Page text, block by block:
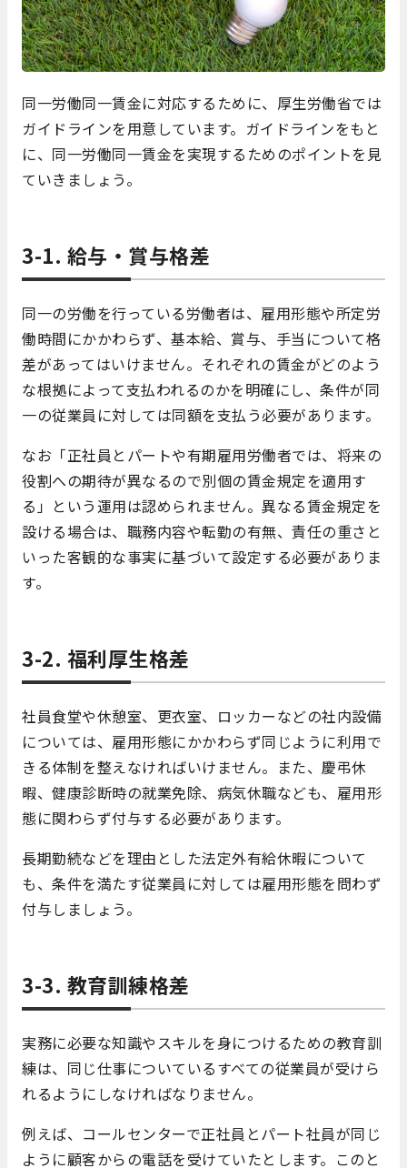
同一労働同一賃金に対応するために、厚生労働省では
ガイドラインを用意しています。ガイドラインをもと
に、同一労働同一賃金を実現するためのポイントを見
ていきましょう。
3-1. 給与・賞与格差
同一の労働を行っている労働者は、雇用形態や所定労
働時間にかかわらず、基本給、賞与、手当について格
差があってはいけません。それぞれの賃金がどのよう
な根拠によって支払われるのかを明確にし、条件が同
一の従業員に対しては同額を支払う必要があります。
なお「正社員とパートや有期雇用労働者では、将来の
役割への期待が異なるので別個の賃金規定を適用す
る」という運用は認められません。異なる賃金規定を
設ける場合は、職務内容や転勤の有無、責任の重さと
いった客観的な事実に基づいて設定する必要がありま
す。
3-2. 福利厚生格差
社員食堂や休憩室、更衣室、ロッカーなどの社内設備
については、雇用形態にかかわらず同じように利用で
きる体制を整えなければいけません。また、慶弔休
暇、健康診断時の就業免除、病気休職なども、雇用形
態に関わらず付与する必要があります。
長期勤続などを理由とした法定外有給休暇について
も、条件を満たす従業員に対しては雇用形態を問わず
付与しましょう。
3-3. 教育訓練格差
実務に必要な知識やスキルを身につけるための教育訓
練は、同じ仕事についているすべての従業員が受けら
れるようにしなければなりません。
例えば、コールセンターで正社員とパート社員が同じ
ように顧客からの電話を受けていたとします。このと